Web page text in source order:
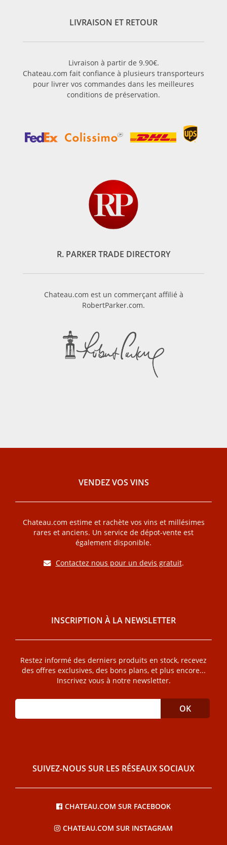
LIVRAISON ET RETOUR
Livraison à partir de 9.90€.
Chateau.com fait confiance à plusieurs transporteurs
pour livrer vos commandes dans les meilleures
conditions de préservation.
R. PARKER TRADE DIRECTORY
Chateau.com est un commerçant affilié à
RobertParker.com.
VENDEZ VOS VINS
Chateau.com estime et rachète vos vins et millésimes
rares et anciens. Un service de dépot-vente est
également disponible.
Contactez nous pour un devis gratuit.
INSCRIPTION À LA NEWSLETTER
Restez informé des derniers produits en stock, recevez
des offres exclusives, des bons plans, et plus encore...
Inscrivez vous à notre newsletter.
SUIVEZ-NOUS SUR LES RÉSEAUX SOCIAUX
CHATEAU.COM SUR FACEBOOK
CHATEAU.COM SUR INSTAGRAM